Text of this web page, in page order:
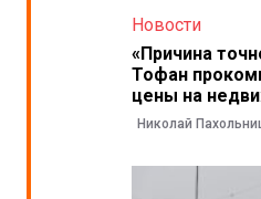
Новости
«Причина
Тофан
цены на
Николай